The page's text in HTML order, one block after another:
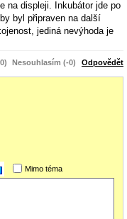
na displeji. Inkubátor jde po
byl připraven na další
jediná nevýhoda je
Nesouhlasím (-0) Odpovědět
Mimo téma